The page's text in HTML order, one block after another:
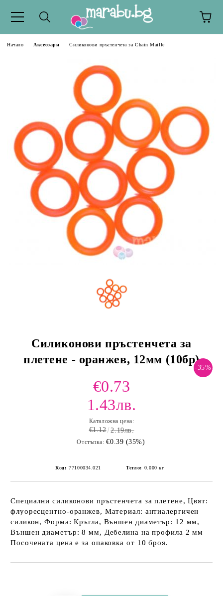
Начало Аксесоари Силиконови пръстенчета за Chain Maille
Силиконови пръстенчета за
плетене - оранжев, 12мм (10бр)
-35%
€0.73
1.43лв.
Каталожна цена:
€1.12 2.19лв.
Отстъпка: €0.39 (35%)
Код: 77100034.021 Тегло: 0.000 кг
Специални силиконови пръстенчета за плетене, Цвят:
флуоресцентно-оранжев, Материал: антиалергичен
силикон, Форма: Кръгла, Външен диаметър: 12 мм,
Външен диаметър: 8 мм, Дебелина на профила 2 мм
Посочената цена е за опаковка от 10 броя.